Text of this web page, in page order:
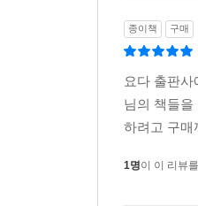
선물해줄 그 날
? 문목하 (소설가)
종이책 구매
요다 출판
님의 책들
하려고 구매
1명이 이 리뷰